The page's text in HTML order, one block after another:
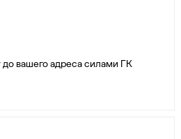
вашего адреса силами ГК